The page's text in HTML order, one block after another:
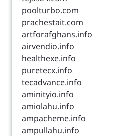
poolturbo.com
prachestait.com
artforafghans.info
airvendio.info
healthexe.info
puretecx.info
tecadvance.info
aminityio.info
amiolahu.info
ampacheme.info
ampullahu.info